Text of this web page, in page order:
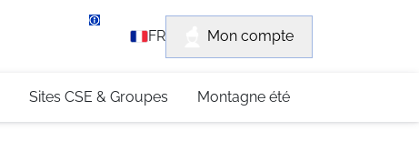
+33 (0)4 79 96 30 69
FR Mon compte
Sites CSE & Groupes Montagne été